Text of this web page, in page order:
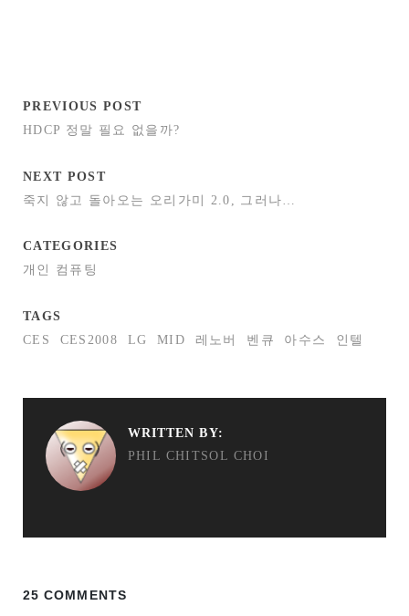
PREVIOUS POST
HDCP 정말 필요 없을까?
NEXT POST
죽지 않고 돌아오는 오리가미 2.0, 그러나…
CATEGORIES
개인 컴퓨팅
TAGS
CES
CES2008 LG MID 레노버 벤큐 아수스 인텔
WRITTEN BY:
PHIL CHITSOL CHOI
25 COMMENTS